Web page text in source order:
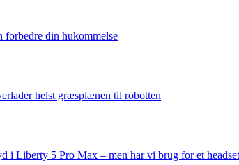
forbedre din hukommelse
helst græsplænen til robotten
i Liberty 5 Pro Max – men har vi brug for et